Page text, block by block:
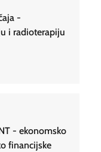
-
i radioterapiju
- ekonomsko
financijske